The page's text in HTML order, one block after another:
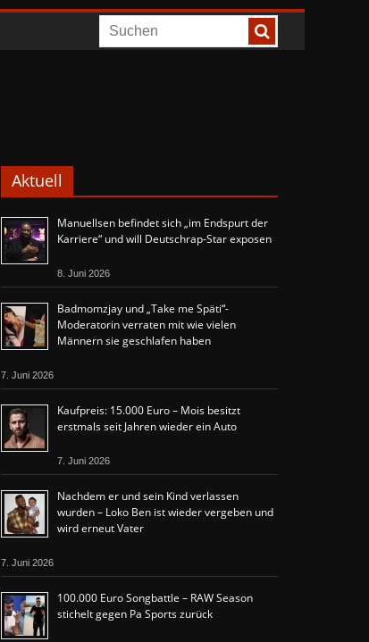
Aktuell
Manuellsen befindet sich „im Endspurt der
Karriere“ und will Deutschrap-Star exposen
8. Juni 2026
Badmomzjay und „Take me Späti“-
Moderatorin verraten mit wie vielen
Männern sie geschlafen haben
7. Juni 2026
Kaufpreis: 15.000 Euro – Mois besitzt
erstmals seit Jahren wieder ein Auto
7. Juni 2026
Nachdem er und sein Kind verlassen
wurden – Loko Ben ist wieder vergeben und
wird erneut Vater
7. Juni 2026
100.000 Euro Songbattle – RAW Season
stichelt gegen Pa Sports zurück